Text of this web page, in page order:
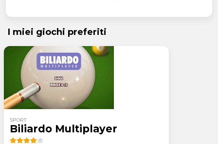
I miei giochi preferiti
SPORT
Biliardo Multiplayer